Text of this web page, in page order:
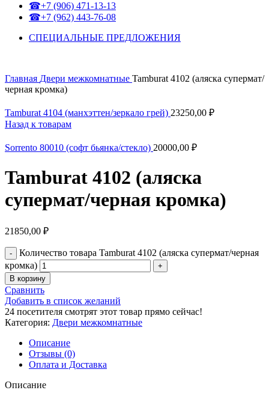
☎+7 (906) 471-13-13
☎+7 (962) 443-76-08
СПЕЦИАЛЬНЫЕ ПРЕДЛОЖЕНИЯ
Главная Двери межкомнатные Tamburat 4102 (аляска супермат/
черная кромка)
Tamburat 4104 (манхэттен/зеркало грей) 23250,00 ₽
Назад к товарам
Sorrento 80010 (софт бьянка/стекло) 20000,00 ₽
Tamburat 4102 (аляска
супермат/черная кромка)
21850,00 ₽
Количество товара Tamburat 4102 (аляска супермат/черная
кромка)
В корзину
Сравнить
Добавить в список желаний
24 посетителя смотрят этот товар прямо сейчас!
Категория: Двери межкомнатные
Описание
Отзывы (0)
Оплата и Доставка
Описание